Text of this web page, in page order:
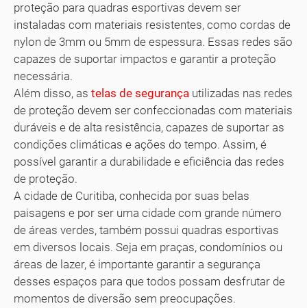
proteção para quadras esportivas devem ser
instaladas com materiais resistentes, como cordas de
nylon de 3mm ou 5mm de espessura. Essas redes são
capazes de suportar impactos e garantir a proteção
necessária.
Além disso, as telas de segurança utilizadas nas redes
de proteção devem ser confeccionadas com materiais
duráveis e de alta resistência, capazes de suportar as
condições climáticas e ações do tempo. Assim, é
possível garantir a durabilidade e eficiência das redes
de proteção.
A cidade de Curitiba, conhecida por suas belas
paisagens e por ser uma cidade com grande número
de áreas verdes, também possui quadras esportivas
em diversos locais. Seja em praças, condomínios ou
áreas de lazer, é importante garantir a segurança
desses espaços para que todos possam desfrutar de
momentos de diversão sem preocupações.